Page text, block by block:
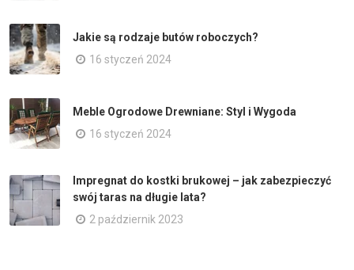
Jakie są rodzaje butów roboczych?
16 styczeń 2024
Meble Ogrodowe Drewniane: Styl i Wygoda
16 styczeń 2024
Impregnat do kostki brukowej – jak zabezpieczyć
swój taras na długie lata?
2 październik 2023